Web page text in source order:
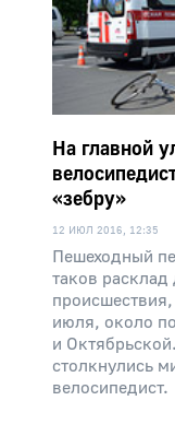
На главной
«зебру»
12 ИЮЛ 2016, 12:35
Пешеходный
таков
июля, около
и
столкнулись
велосипедист.